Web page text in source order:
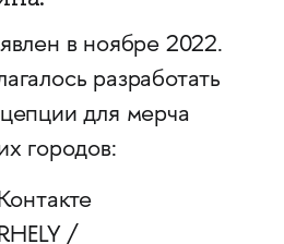
в ноябре 2022.
разработать
для мерча
городов:
/